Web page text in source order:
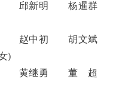
邱新明 杨暹群
赵中初 胡文斌
)
黄继勇 董 超